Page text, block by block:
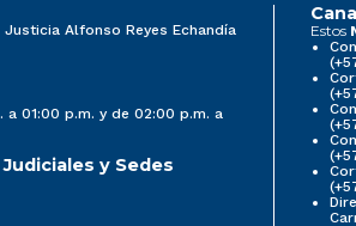
Alfonso Reyes Echandía
a 01:00 p.m. y de 02:00 p.m. a
y Sedes
Estos